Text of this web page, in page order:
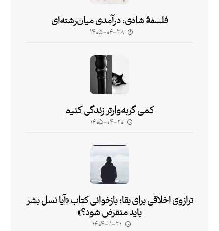
فلسفۀ شادی: درآمدی میان‌رشته‌ای
۱۴۰۵-۰۴-۲۸
کمی گربه‌وارتر زندگی کنیم
۱۴۰۵-۰۴-۲۰
ترازوی اخلاقی برای بقا؛ بازخوانی کتاب «آیا نسل بشر
باید منقرض شود؟»
۱۴۰۴-۱۱-۲۱